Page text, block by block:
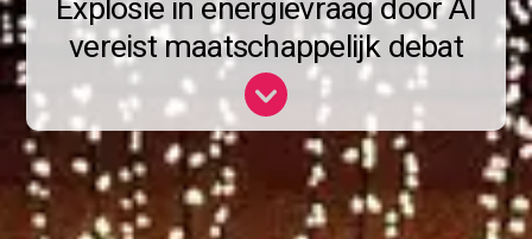
vereist maatschappelijk debat